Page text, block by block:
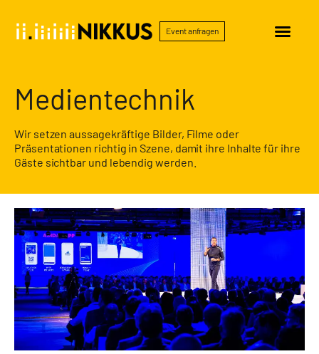
Event anfragen
Medientechnik
Wir setzen aussagekräftige Bilder, Filme oder
Präsentationen richtig in Szene, damit ihre Inhalte für ihre
Gäste sichtbar und lebendig werden.